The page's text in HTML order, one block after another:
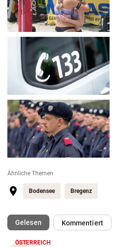
Ähnliche Themen
Bodensee Bregenz
Gelesen(ausgewählt)Kommentiert
ÖSTERREICH